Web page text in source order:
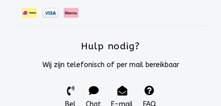
Hulp nodig?
Wij zijn telefonisch of per mail bereikbaar
Bel Chat E-mail FAQ